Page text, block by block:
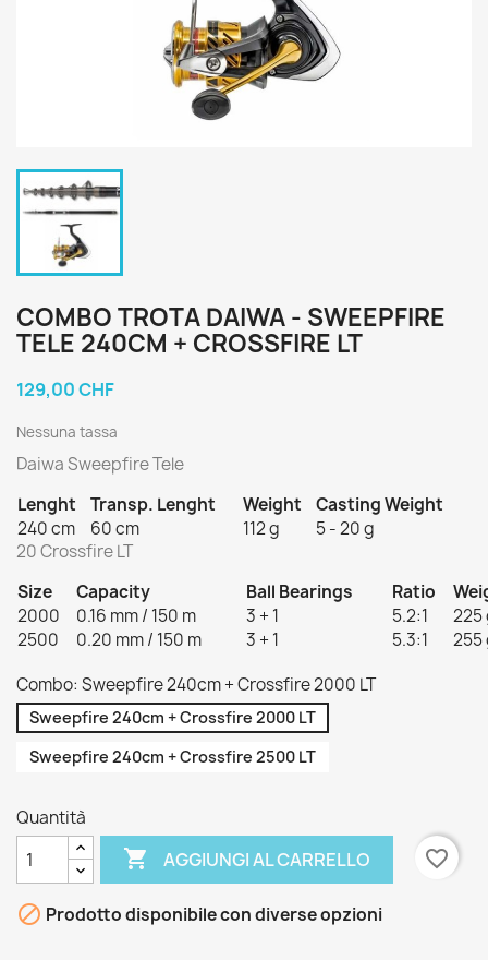
COMBO TROTA DAIWA - SWEEPFIRE
TELE 240CM + CROSSFIRE LT
129,00 CHF
Nessuna tassa
Daiwa Sweepfire Tele
Lenght
Transp. Lenght Weight
Casting Weight
240 cm
60 cm 112 g
5 - 20 g
20 Crossfire LT
Size
Capacity Ball Bearings Ratio
2000
0.16 mm / 150 m 3 + 1 5.2:1
225
2500
0.20 mm / 150 m 3 + 1 5.3:1
255
Combo: Sweepfire 240cm + Crossfire 2000 LT
Sweepfire 240cm + Crossfire 2000 LT
Sweepfire 240cm + Crossfire 2500 LT
Quantità
 AGGIUNGI AL CARRELLO favorite_border
 Prodotto disponibile con diverse opzioni